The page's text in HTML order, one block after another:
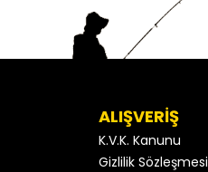
ALIŞVERİŞ
K.V.K. Kanunu
Gizlilik Sözleşmesi